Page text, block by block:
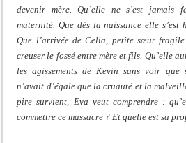
devenir mère. Qu’elle ne s’est
maternité. Que dès la naissance elle
Que l’arrivée de Celia, petite sœur
creuser le fossé entre mère et fils. Qu’elle
les agissements de Kevin sans voir que
n’avait d’égale que la cruauté et la
pire survient, Eva veut comprendre :
commettre ce massacre ? Et quelle est sa